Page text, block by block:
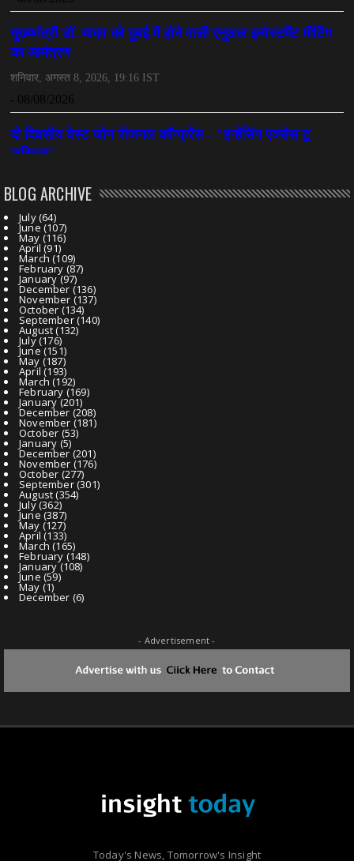
July 07, 2026
BLOG ARCHIVE
July(64)
June(107)
May (116)
April (91)
March (109)
February (87)
January(97)
December (136)
November (137)
October (134)
September(140)
August(132)
July(176)
June(151)
May (187)
April (193)
March (192)
February (169)
January(201)
December (208)
November (181)
October (53)
January (5)
December(201)
November (176)
October (277)
September(301)
August(354)
July(362)
June(387)
May (127)
April (133)
March (165)
February (148)
January(108)
June (59)
May (1)
December (6)
- Advertisement -
Today's News, Tomorrow's Insight